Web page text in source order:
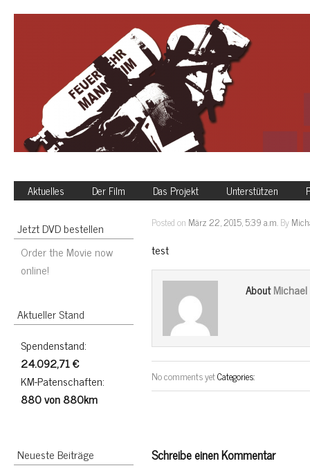
Aktuelles Der Film Das Projekt Unterstützen
Jetzt DVD bestellen
Order the Movie now
online!
Aktueller Stand
Spendenstand:
24.092,71 €
KM-Patenschaften:
880 von 880km
Neueste Beiträge
Posted on März 22, 2015, 5:39 a.m.By
test
AboutMichael
No comments yetCategories:
Schreibe einen Kommentar